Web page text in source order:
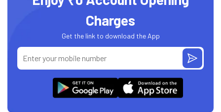
Charges
Get the link to download the App